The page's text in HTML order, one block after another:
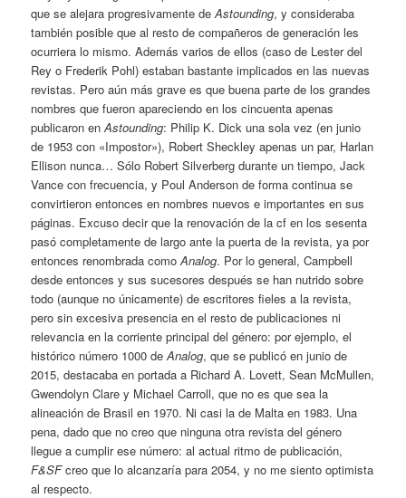
que se alejara progresivamente deAstounding, y consideraba
también posible que al resto de compañeros de generación les
ocurriera lo mismo. Además varios de ellos (caso de Lester del
Rey o Frederik Pohl) estaban bastante implicados en las nuevas
revistas. Pero aún más grave es que buena parte de los grandes
nombres que fueron apareciendo en los cincuenta apenas
publicaron enAstounding: Philip K. Dick una sola vez (en junio
de 1953 con «Impostor»), Robert Sheckley apenas un par, Harlan
Ellison nunca… Sólo Robert Silverberg durante un tiempo, Jack
Vance con frecuencia, y Poul Anderson de forma continua se
convirtieron entonces en nombres nuevos e importantes en sus
páginas. Excuso decir que la renovación de la cf en los sesenta
pasó completamente de largo ante la puerta de la revista, ya por
entonces renombrada comoAnalog. Por lo general, Campbell
desde entonces y sus sucesores después se han nutrido sobre
todo (aunque no únicamente) de escritores fieles a la revista,
pero sin excesiva presencia en el resto de publicaciones ni
relevancia en la corriente principal del género: por ejemplo, el
histórico número 1000 deAnalog, que se publicó en junio de
2015, destacaba en portada a Richard A. Lovett, Sean McMullen,
Gwendolyn Clare y Michael Carroll, que no es que sea la
alineación de Brasil en 1970. Ni casi la de Malta en 1983. Una
pena, dado que no creo que ninguna otra revista del género
llegue a cumplir ese número: al actual ritmo de publicación,
F&SFcreo que lo alcanzaría para 2054, y no me siento optimista
al respecto.